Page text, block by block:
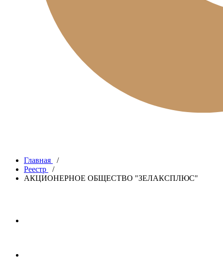
Главная
/
Реестр
/
АКЦИОНЕРНОЕ ОБЩЕСТВО "ЗЕЛАКСПЛЮС"